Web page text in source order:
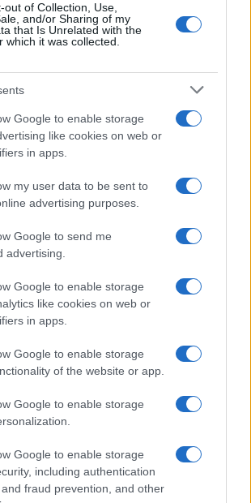
out of Collection, Use,
and/or Sharing of my
that Is Unrelated with the
which it was collected.
Google to enable storage
like cookies on web or
in apps.
my user data to be sent to
advertising purposes.
Google to send me
advertising.
Google to enable storage
like cookies on web or
in apps.
Google to enable storage
of the website or app.
Google to enable storage
Google to enable storage
including authentication
fraud prevention, and other
Facebook
Twitter
Instagram
LinkedIn
Cookie Policy
Chi siamo
Culture
Megachip